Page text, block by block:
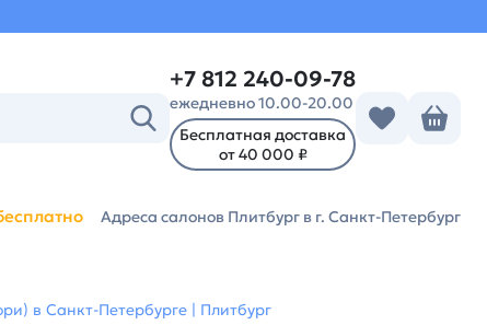
+7 812 240-09-78
ежедневно 10.00-20.00
Бесплатная доставка
от 40 000 ₽
Адреса салонов Плитбург в г. Санкт-Петербург
в Санкт-Петербурге | Плитбург